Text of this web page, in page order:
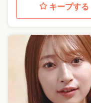
キープする